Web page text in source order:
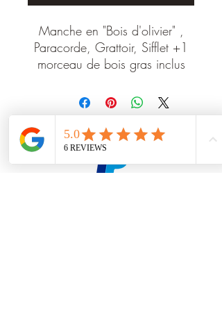
Manche en "Bois d'olivier" ,
Paracorde, Grattoir, Sifflet +1
morceau de bois gras inclus